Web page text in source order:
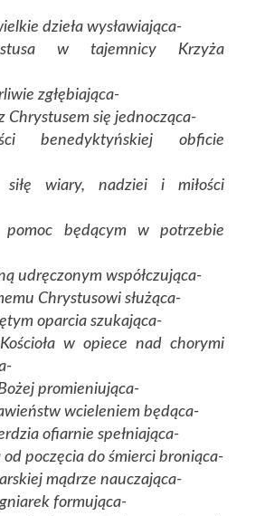
dzieła wysławiająca-
w tajemnicy Krzyża
zgłębiająca-
Chrystusem się jednocząca-
benedyktyńskiej obficie
wiary, nadziei i miłości
będącym w potrzebie
udręczonym współczująca-
Chrystusowi służąca-
oparcia szukająca-
w opiece nad chorymi
promieniująca-
wcieleniem będąca-
ofiarnie spełniająca-
od poczęcia do śmierci broniąca-
mądrze nauczająca-
formująca-